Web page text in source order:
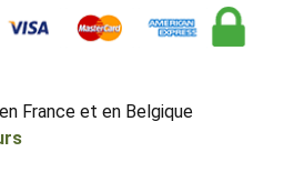
en France et en Belgique